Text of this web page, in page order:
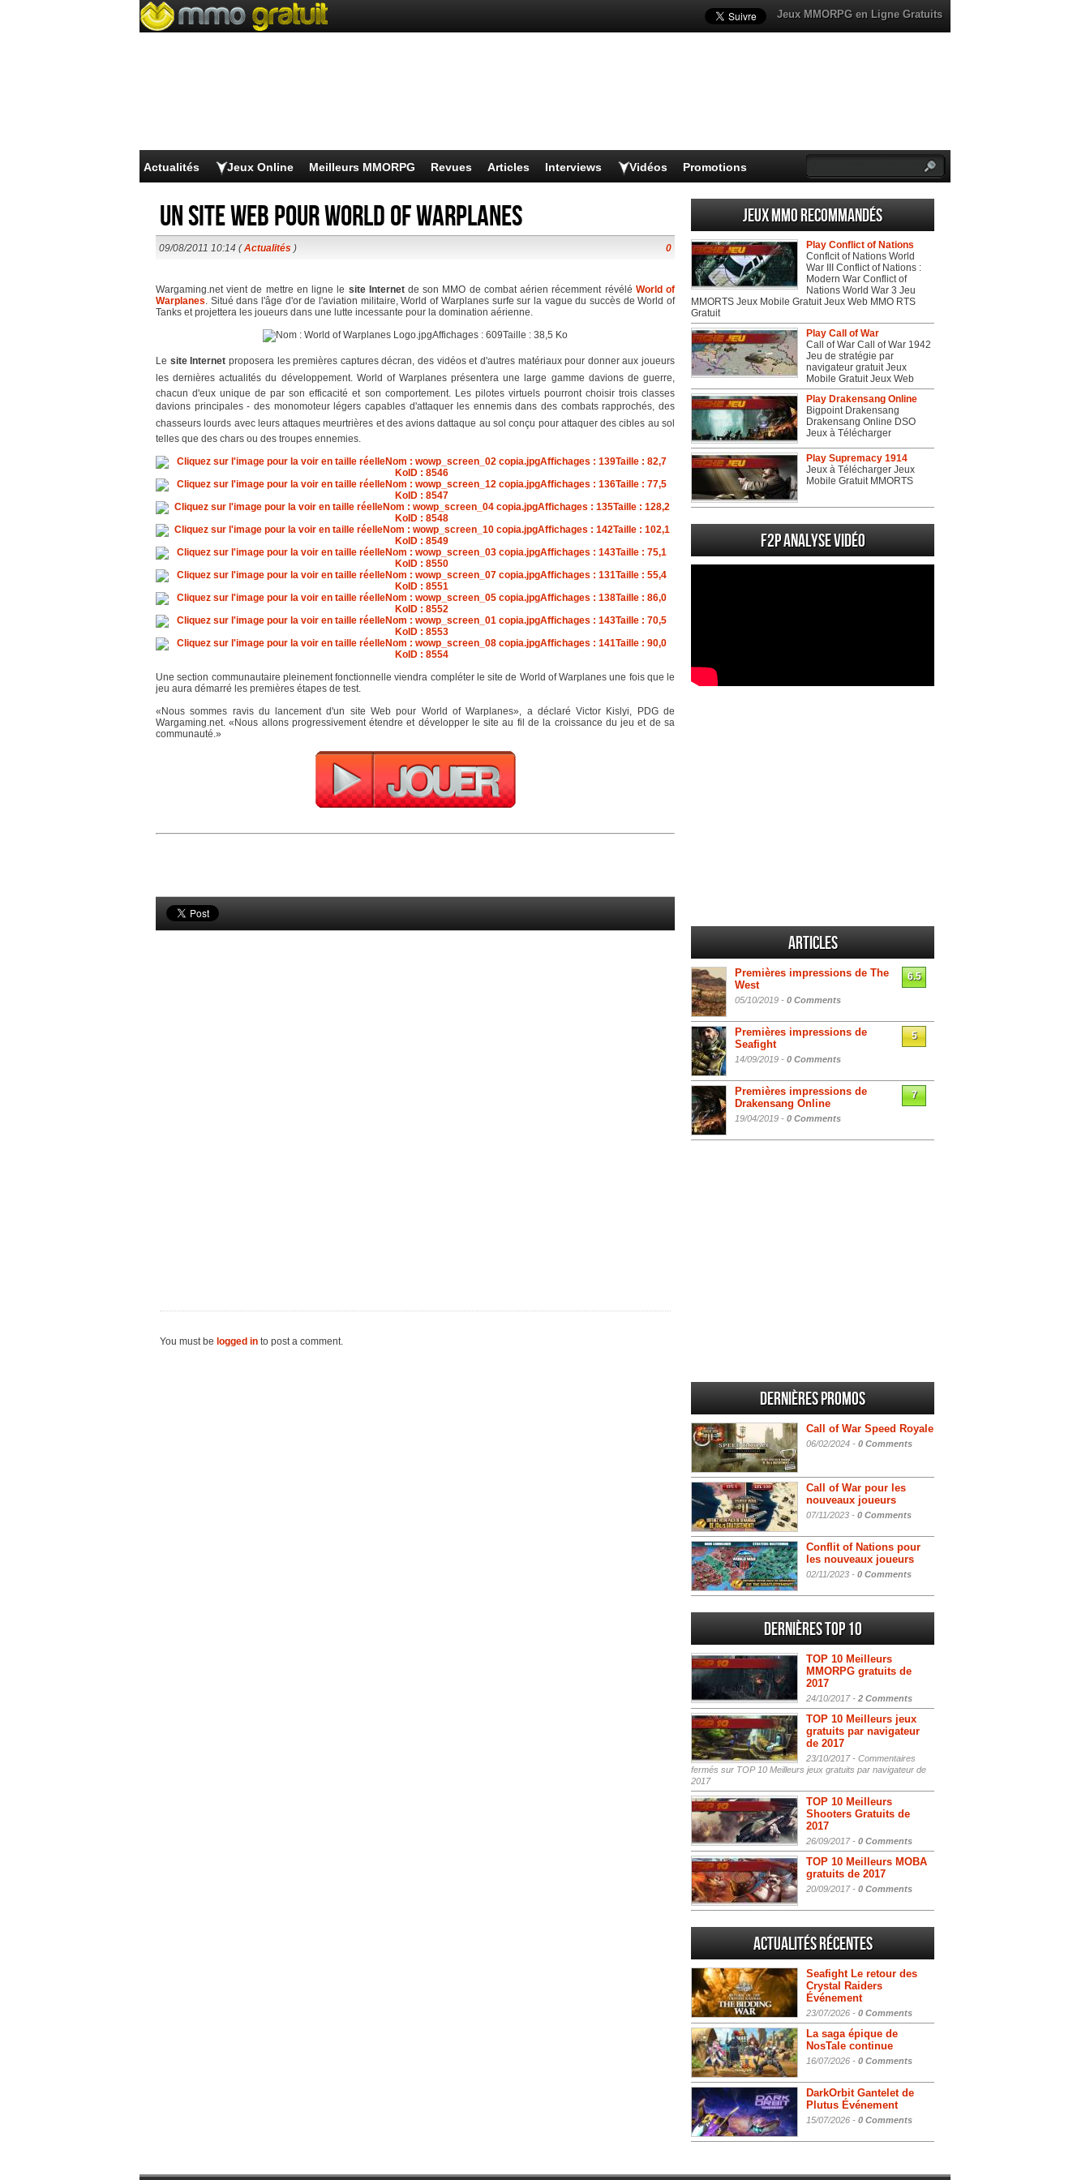
Jeux MMORPG en Ligne Gratuits
Actualités Jeux Online Meilleurs MMORPG Revues Articles Interviews Vidéos Promotions
Un site web pour World of Warplanes
09/08/2011 10:14 (Actualités ) 0
Wargaming.net vient de mettre en ligne le site Internetde son MMO de combat aérien récemment révélé World of
Warplanes. Situé dans l'âge d'or de l'aviation militaire, World of Warplanes surfe sur la vague du succès de World of
Tanks et projettera les joueurs dans une lutte incessante pour la domination aérienne.
Le site Internet proposera les premières captures décran, des vidéos et d'autres matériaux pour donner aux joueurs
les dernières actualités du développement. World of Warplanes présentera une large gamme davions de guerre,
chacun d'eux unique de par son efficacité et son comportement. Les pilotes virtuels pourront choisir trois classes
davions principales - des monomoteur légers capables d'attaquer les ennemis dans des combats rapprochés, des
chasseurs lourds avec leurs attaques meurtrières et des avions dattaque au sol conçu pour attaquer des cibles au sol
telles que des chars ou des troupes ennemies.
Une section communautaire pleinement fonctionnelle viendra compléter le site de World of Warplanes une fois que le
jeu aura démarré les premières étapes de test.
«Nous sommes ravis du lancement d'un site Web pour World of Warplanes», a déclaré Victor Kislyi, PDG de
Wargaming.net. «Nous allons progressivement étendre et développer le site au fil de la croissance du jeu et de sa
communauté.»
You must be logged in to post a comment.
Jeux MMO recommandés
Play Conflict of Nations
Conflcit of Nations World
War III Conflict of Nations :
Modern War Conflict of
Nations World War 3 Jeu
MMORTS Jeux Mobile Gratuit Jeux Web MMO RTS
Gratuit
Play Call of War
Call of War Call of War 1942
Jeu de stratégie par
navigateur gratuit Jeux
Mobile Gratuit Jeux Web
Play Drakensang Online
Bigpoint Drakensang
Drakensang Online DSO
Jeux à Télécharger
Play Supremacy 1914
Jeux à Télécharger Jeux
Mobile Gratuit MMORTS
F2P Analyse vidéo
Articles
Premières impressions de The
West
05/10/2019 - 0 Comments
6.5
Premières impressions de
Seafight
14/09/2019 - 0 Comments
5
Premières impressions de
Drakensang Online
19/04/2019 - 0 Comments
7
Dernières promos
Call of War Speed Royale
06/02/2024 - 0 Comments
Call of War pour les
nouveaux joueurs
07/11/2023 - 0 Comments
Conflit of Nations pour
les nouveaux joueurs
02/11/2023 - 0 Comments
Dernières Top 10
TOP 10 Meilleurs
MMORPG gratuits de
2017
24/10/2017 - 2 Comments
TOP 10 Meilleurs jeux
gratuits par navigateur
de 2017
23/10/2017 - Commentaires
fermés sur TOP 10 Meilleurs jeux gratuits par navigateur de
2017
TOP 10 Meilleurs
Shooters Gratuits de
2017
26/09/2017 - 0 Comments
TOP 10 Meilleurs MOBA
gratuits de 2017
20/09/2017 - 0 Comments
Actualités Récentes
Seafight Le retour des
Crystal Raiders
Événement
23/07/2026 - 0 Comments
La saga épique de
NosTale continue
16/07/2026 - 0 Comments
DarkOrbit Gantelet de
Plutus Événement
15/07/2026 - 0 Comments